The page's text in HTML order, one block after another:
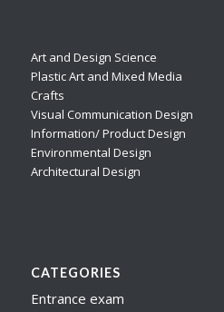
Art and Design Science
Plastic Art and Mixed Media
Crafts
Visual Communication Design
Information/ Product Design
Environmental Design
Architectural Design
CATEGORIES
Entrance exam